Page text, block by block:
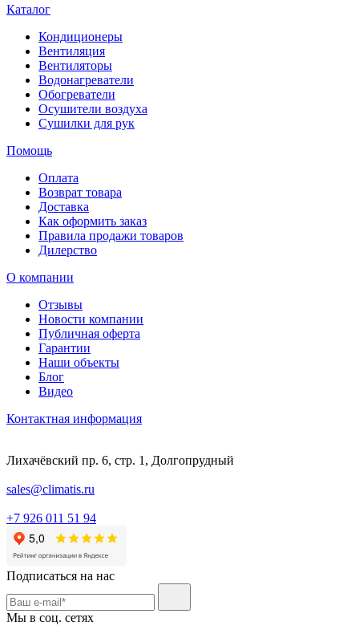
Каталог
Кондиционеры
Вентиляция
Вентиляторы
Водонагреватели
Обогреватели
Осушители воздуха
Сушилки для рук
Помощь
Оплата
Возврат товара
Доставка
Как оформить заказ
Правила продажи товаров
Дилерство
О компании
Отзывы
Новости компании
Публичная оферта
Гарантии
Наши объекты
Блог
Видео
Контактная информация
Лихачёвский пр. 6, стр. 1, Долгопрудный
sales@climatis.ru
+7 926 011 51 94
Подписаться на нас
Мы в соц. сетях